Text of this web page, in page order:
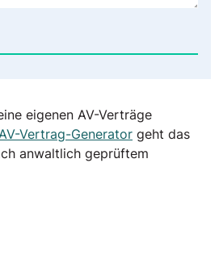
eigenen AV-Verträge
AV-Vertrag-Generator geht das
anwaltlich geprüftem